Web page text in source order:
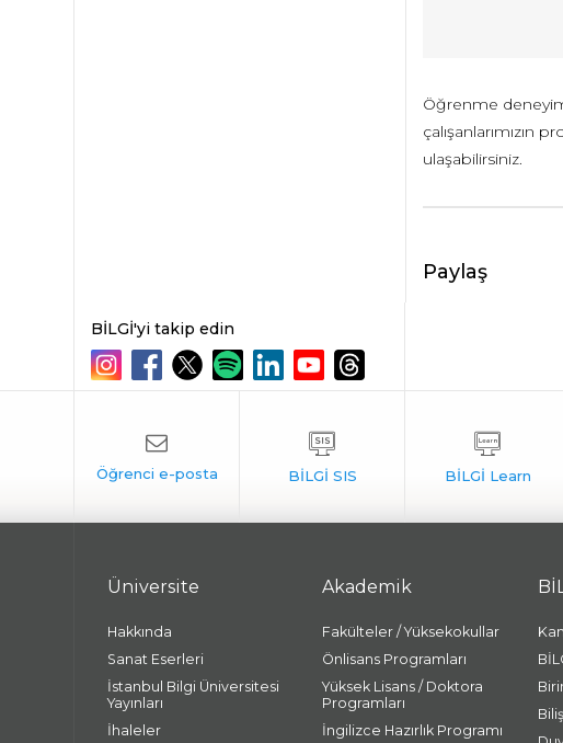
Öğrenme
çalışanlarımızın
ulaşabilirsiniz.
Paylaş
BİLGİ'yi takip edin
Üniversite
Hakkında
Sanat Eserleri
İstanbul Bilgi Üniversitesi
Yayınları
İhaleler
Akademik
Fakülteler / Yüksekokullar
Önlisans Programları
Yüksek Lisans / Doktora
Programları
İngilizce Hazırlık Programı